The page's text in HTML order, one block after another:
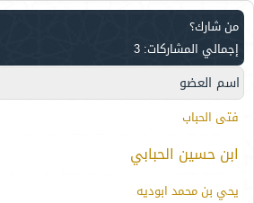
من شارك؟
إجمالي المشاركات: 3
اسم العضو
فتى الحباب
ابن حسين الحبابي
يحي بن محمد ابوديه